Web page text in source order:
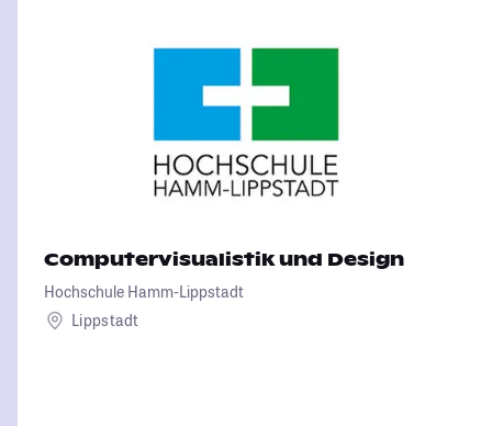
Computervisualistik und Design
Hochschule Hamm-Lippstadt
Lippstadt